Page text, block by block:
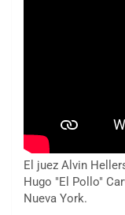
El juez Alvin
Hugo "El Pollo"
Nueva York.